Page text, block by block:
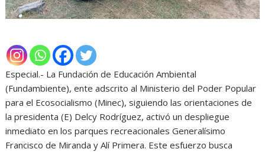
Especial.- La Fundación de Educación Ambiental
(Fundambiente), ente adscrito al Ministerio del Poder Popular
para el Ecosocialismo (Minec), siguiendo las orientaciones de
la presidenta (E) Delcy Rodríguez, activó un despliegue
inmediato en los parques recreacionales Generalísimo
Francisco de Miranda y Alí Primera. Este esfuerzo busca